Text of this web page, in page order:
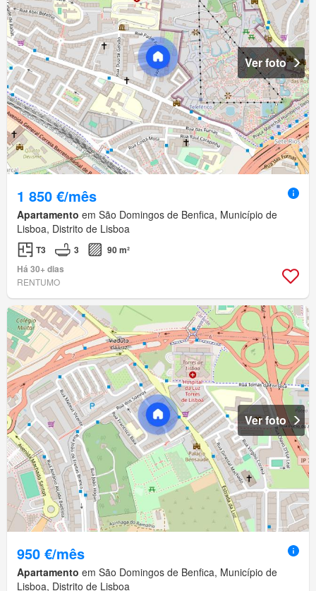
Ver foto
1 850 €/mês
Apartamento em São Domingos de Benfica, Município de
Lisboa, Distrito de Lisboa
T3 3
90 m²
Há 30+ dias
RENTUMO
Ver foto
950 €/mês
Apartamento em São Domingos de Benfica, Município de
Lisboa, Distrito de Lisboa